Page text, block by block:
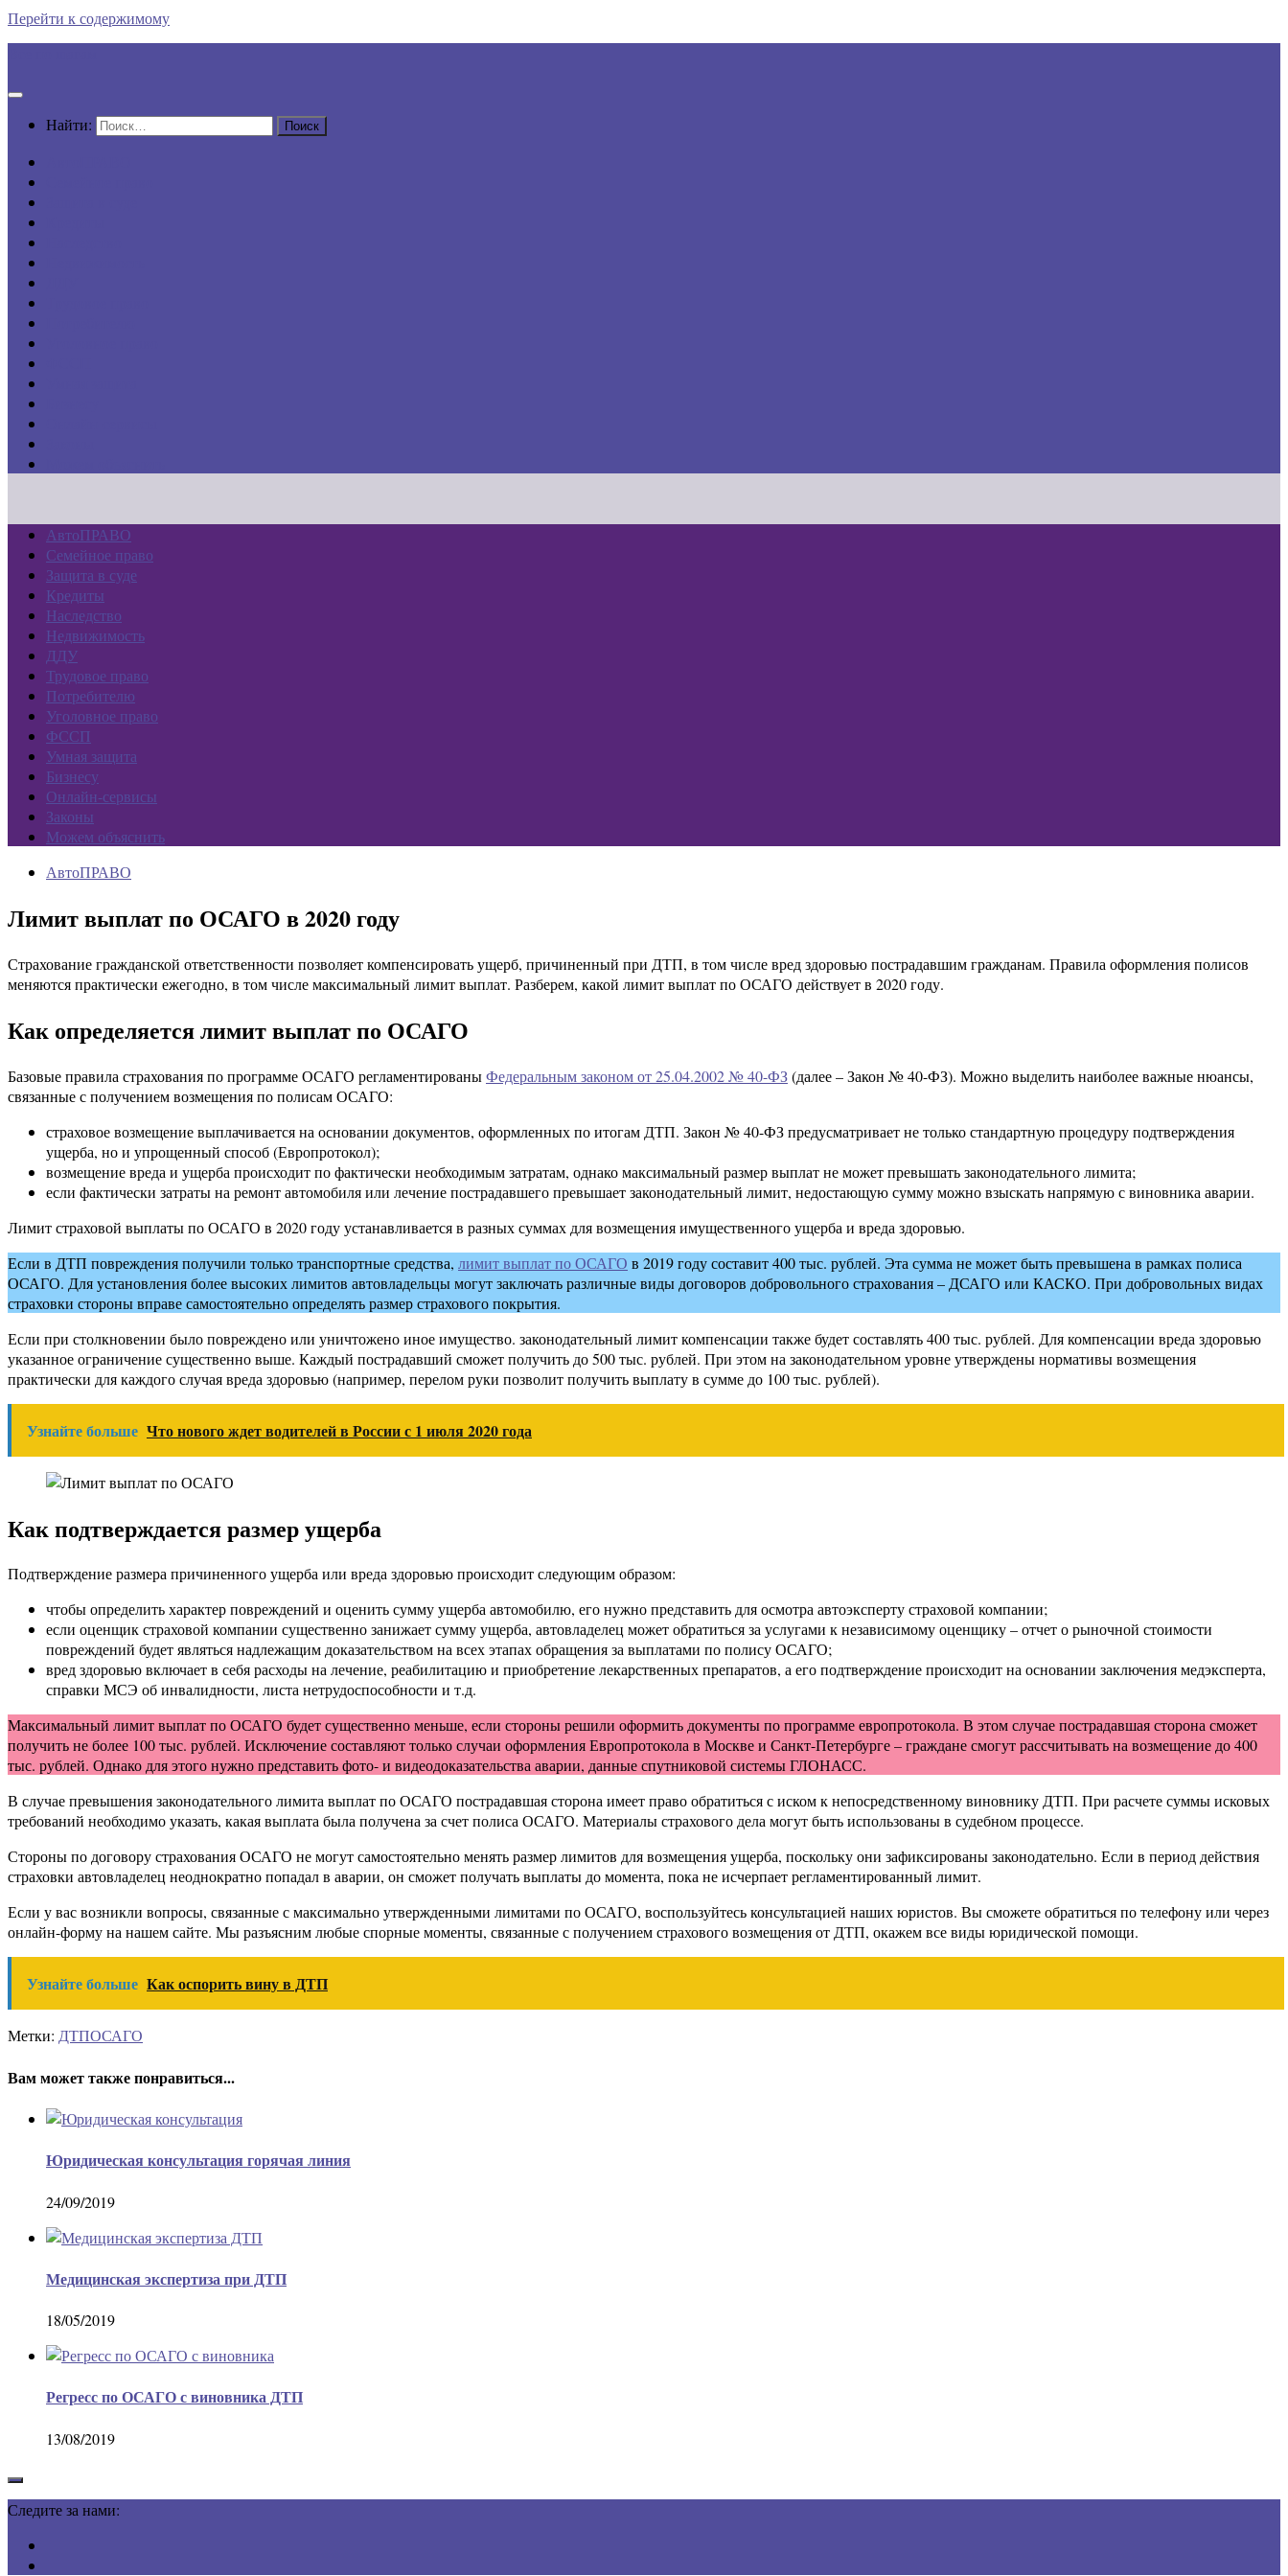
Перейти к содержимому
Найти:
АвтоПРАВО
Семейное право
Защита в суде
Кредиты
Наследство
Недвижимость
ДДУ
Трудовое право
Потребителю
Уголовное право
ФССП
Умная защита
Бизнесу
Онлайн-сервисы
Законы
Можем объяснить
АвтоПРАВО
Лимит выплат по ОСАГО в 2020 году
Страхование гражданской ответственности позволяет компенсировать ущерб, причиненный при ДТП, в том числе вред здоровью пострадавшим гражданам. Правила оформления полисов
меняются практически ежегодно, в том числе максимальный лимит выплат. Разберем, какой лимит выплат по ОСАГО действует в 2020 году.
Как определяется лимит выплат по ОСАГО
Базовые правила страхования по программе ОСАГО регламентированыФедеральным законом от 25.04.2002 № 40-ФЗ(далее – Закон № 40-ФЗ). Можно выделить наиболее важные нюансы,
связанные с получением возмещения по полисам ОСАГО:
страховое возмещение выплачивается на основании документов, оформленных по итогам ДТП. Закон № 40-ФЗ предусматривает не только стандартную процедуру подтверждения
ущерба, но и упрощенный способ (Европротокол);
возмещение вреда и ущерба происходит по фактически необходимым затратам, однако максимальный размер выплат не может превышать законодательного лимита;
если фактически затраты на ремонт автомобиля или лечение пострадавшего превышает законодательный лимит, недостающую сумму можно взыскать напрямую с виновника аварии.
Лимит страховой выплаты по ОСАГО в 2020 году устанавливается в разных суммах для возмещения имущественного ущерба и вреда здоровью.
Если в ДТП повреждения получили только транспортные средства, лимит выплат по ОСАГО в 2019 году составит 400 тыс. рублей. Эта сумма не может быть превышена в рамках полиса
ОСАГО. Для установления более высоких лимитов автовладельцы могут заключать различные виды договоров добровольного страхования – ДСАГО или КАСКО. При добровольных видах
страховки стороны вправе самостоятельно определять размер страхового покрытия.
Если при столкновении было повреждено или уничтожено иное имущество. законодательный лимит компенсации также будет составлять 400 тыс. рублей. Для компенсации вреда здоровью
указанное ограничение существенно выше. Каждый пострадавший сможет получить до 500 тыс. рублей. При этом на законодательном уровне утверждены нормативы возмещения
практически для каждого случая вреда здоровью (например, перелом руки позволит получить выплату в сумме до 100 тыс. рублей).
Узнайте больше Что нового ждет водителей в России с 1 июля 2020 года
Как подтверждается размер ущерба
Подтверждение размера причиненного ущерба или вреда здоровью происходит следующим образом:
чтобы определить характер повреждений и оценить сумму ущерба автомобилю, его нужно представить для осмотра автоэксперту страховой компании;
если оценщик страховой компании существенно занижает сумму ущерба, автовладелец может обратиться за услугами к независимому оценщику – отчет о рыночной стоимости
повреждений будет являться надлежащим доказательством на всех этапах обращения за выплатами по полису ОСАГО;
вред здоровью включает в себя расходы на лечение, реабилитацию и приобретение лекарственных препаратов, а его подтверждение происходит на основании заключения медэксперта,
справки МСЭ об инвалидности, листа нетрудоспособности и т.д.
Максимальный лимит выплат по ОСАГО будет существенно меньше, если стороны решили оформить документы по программе европротокола. В этом случае пострадавшая сторона сможет
получить не более 100 тыс. рублей. Исключение составляют только случаи оформления Европротокола в Москве и Санкт-Петербурге – граждане смогут рассчитывать на возмещение до 400
тыс. рублей. Однако для этого нужно представить фото- и видеодоказательства аварии, данные спутниковой системы ГЛОНАСС.
В случае превышения законодательного лимита выплат по ОСАГО пострадавшая сторона имеет право обратиться с иском к непосредственному виновнику ДТП. При расчете суммы исковых
требований необходимо указать, какая выплата была получена за счет полиса ОСАГО. Материалы страхового дела могут быть использованы в судебном процессе.
Стороны по договору страхования ОСАГО не могут самостоятельно менять размер лимитов для возмещения ущерба, поскольку они зафиксированы законодательно. Если в период действия
страховки автовладелец неоднократно попадал в аварии, он сможет получать выплаты до момента, пока не исчерпает регламентированный лимит.
Если у вас возникли вопросы, связанные с максимально утвержденными лимитами по ОСАГО, воспользуйтесь консультацией наших юристов. Вы сможете обратиться по телефону или через
онлайн-форму на нашем сайте. Мы разъясним любые спорные моменты, связанные с получением страхового возмещения от ДТП, окажем все виды юридической помощи.
Узнайте больше Как оспорить вину в ДТП
Метки: ДТПОСАГО
Вам может также понравиться...
Юридическая консультация горячая линия
24/09/2019
Медицинская экспертиза при ДТП
18/05/2019
Регресс по ОСАГО с виновника ДТП
13/08/2019
Следите за нами: